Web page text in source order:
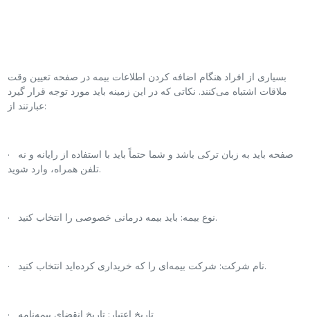
بسیاری از افراد هنگام اضافه کردن اطلاعات بیمه در صفحه تعیین وقت
ملاقات اشتباه می‌کنند. نکاتی که در این زمینه باید مورد توجه قرار گیرد
عبارتند از:
· صفحه باید به زبان ترکی باشد و شما حتماً باید با استفاده از رایانه و نه
تلفن همراه، وارد شوید.
· نوع بیمه: باید بیمه درمانی خصوصی را انتخاب کنید.
· نام شرکت: شرکت بیمه‌ای را که خریداری کرده‌اید انتخاب کنید.